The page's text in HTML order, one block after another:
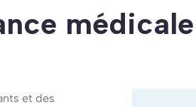
médicale
et des